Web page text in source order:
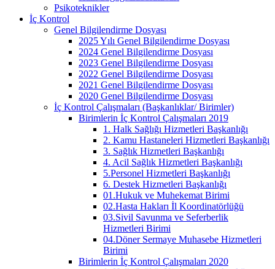
Psikoteknikler
İç Kontrol
Genel Bilgilendirme Dosyası
2025 Yılı Genel Bilgilendirme Dosyası
2024 Genel Bilgilendirme Dosyası
2023 Genel Bilgilendirme Dosyası
2022 Genel Bilgilendirme Dosyası
2021 Genel Bilgilendirme Dosyası
2020 Genel Bilgilendirme Dosyası
İç Kontrol Çalışmaları (Başkanlıklar/ Birimler)
Birimlerin İç Kontrol Çalışmaları 2019
1. Halk Sağlığı Hizmetleri Başkanlığı
2. Kamu Hastaneleri Hizmetleri Başkanlığı
3. Sağlık Hizmetleri Başkanlığı
4. Acil Sağlık Hizmetleri Başkanlığı
5.Personel Hizmetleri Başkanlığı
6. Destek Hizmetleri Başkanlığı
01.Hukuk ve Muhekemat Birimi
02.Hasta Hakları İl Koordinatörlüğü
03.Sivil Savunma ve Seferberlik
Hizmetleri Birimi
04.Döner Sermaye Muhasebe Hizmetleri
Birimi
Birimlerin İç Kontrol Çalışmaları 2020